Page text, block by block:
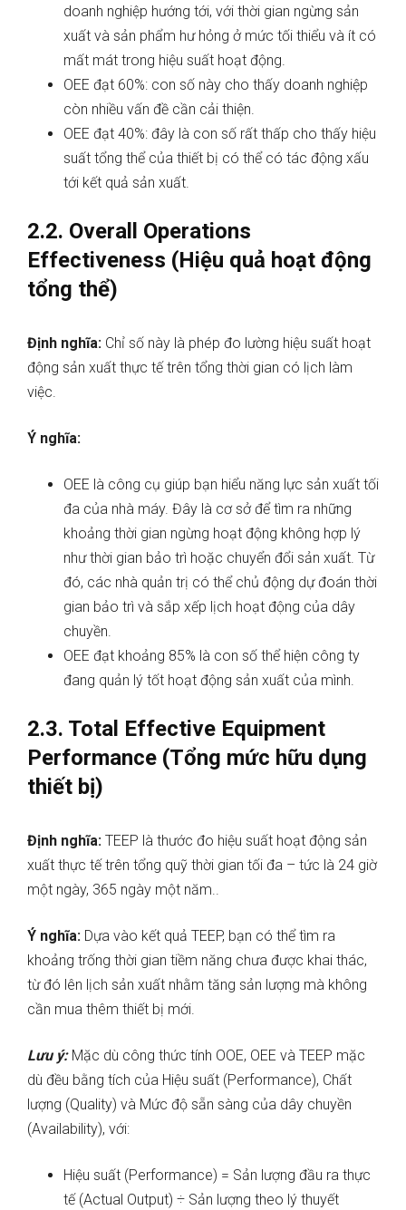
doanh nghiệp hướng tới, với thời gian ngừng sản
xuất và sản phẩm hư hỏng ở mức tối thiểu và ít có
mất mát trong hiệu suất hoạt động.
OEE đạt 60%: con số này cho thấy doanh nghiệp
còn nhiều vấn đề cần cải thiện.
OEE đạt 40%: đây là con số rất thấp cho thấy hiệu
suất tổng thể của thiết bị có thể có tác động xấu
tới kết quả sản xuất.
2.2. Overall Operations
Effectiveness (Hiệu quả hoạt động
tổng thể)
Định nghĩa: Chỉ số này là phép đo lường hiệu suất hoạt
động sản xuất thực tế trên tổng thời gian có lịch làm
việc.
Ý nghĩa:
OEE là công cụ giúp bạn hiểu năng lực sản xuất tối
đa của nhà máy. Đây là cơ sở để tìm ra những
khoảng thời gian ngừng hoạt động không hợp lý
như thời gian bảo trì hoặc chuyển đổi sản xuất. Từ
đó, các nhà quản trị có thể chủ động dự đoán thời
gian bảo trì và sắp xếp lịch hoạt động của dây
chuyền.
OEE đạt khoảng 85% là con số thể hiện công ty
đang quản lý tốt hoạt động sản xuất của mình.
2.3. Total Effective Equipment
Performance (Tổng mức hữu dụng
thiết bị)
Định nghĩa: TEEP là thước đo hiệu suất hoạt động sản
xuất thực tế trên tổng quỹ thời gian tối đa – tức là 24 giờ
một ngày, 365 ngày một năm..
Ý nghĩa: Dựa vào kết quả TEEP, bạn có thể tìm ra
khoảng trống thời gian tiềm năng chưa được khai thác,
từ đó lên lịch sản xuất nhằm tăng sản lượng mà không
cần mua thêm thiết bị mới.
Lưu ý: Mặc dù công thức tính OOE, OEE và TEEP mặc
dù đều bằng tích của Hiệu suất (Performance), Chất
lượng (Quality) và Mức độ sẵn sàng của dây chuyền
(Availability), với:
Hiệu suất (Performance) = Sản lượng đầu ra thực
tế (Actual Output) ÷ Sản lượng theo lý thuyết